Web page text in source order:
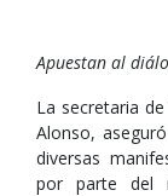
Apuestan al
La secretaria
Alonso,
diversas
por parte del